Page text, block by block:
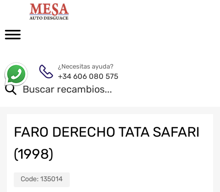
¿Necesitas ayuda?
+34 606 080 575
FARO DERECHO TATA SAFARI
(1998)
Code: 135014